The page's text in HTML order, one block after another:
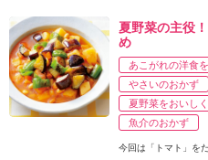
夏野菜の主役
め
あこがれの洋食
やさいのおかず
夏野菜をおいしく
魚介のおかず
今回は「トマト」を